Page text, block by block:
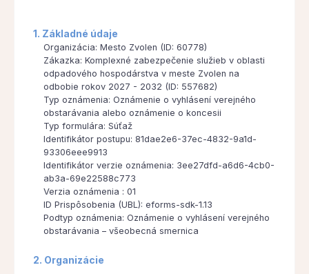
1. Základné údaje
Organizácia: Mesto Zvolen (ID: 60778)
Zákazka: Komplexné zabezpečenie služieb v oblasti
odpadového hospodárstva v meste Zvolen na
odbobie rokov 2027 - 2032 (ID: 557682)
Typ oznámenia: Oznámenie o vyhlásení verejného
obstarávania alebo oznámenie o koncesii
Typ formulára: Súťaž
Identifikátor postupu: 81dae2e6-37ec-4832-9a1d-
93306eee9913
Identifikátor verzie oznámenia: 3ee27dfd-a6d6-4cb0-
ab3a-69e22588c773
Verzia oznámenia : 01
ID Prispôsobenia (UBL): eforms-sdk-1.13
Podtyp oznámenia: Oznámenie o vyhlásení verejného
obstarávania – všeobecná smernica
2. Organizácie